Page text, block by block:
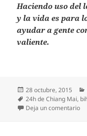
Haciendo uso del
y la vida es para
ayudar a gente
valiente.
Publicado
el
28 octubre, 2015
Etiquetas
24h de Chiang Mai,
Deja un comentario